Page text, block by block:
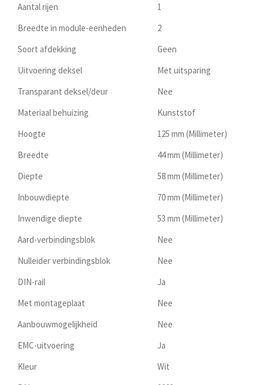
Aantal rijen
1
Breedte in module-eenheden
2
Soort afdekking
Geen
Uitvoering deksel
Met uitsparing
Transparant deksel/deur
Nee
Materiaal behuizing
Kunststof
Hoogte
125 mm (Millimeter)
Breedte
44 mm (Millimeter)
Diepte
58 mm (Millimeter)
Inbouwdiepte
70 mm (Millimeter)
Inwendige diepte
53 mm (Millimeter)
Aard-verbindingsblok
Nee
Nulleider verbindingsblok
Nee
DIN-rail
Ja
Met montageplaat
Nee
Aanbouwmogelijkheid
Nee
EMC-uitvoering
Ja
Kleur
Wit